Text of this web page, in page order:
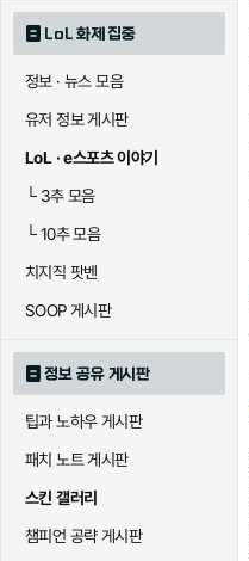
LoL 화제 집중
정보 · 뉴스 모음
유저 정보 게시판
LoL · e스포츠 이야기
└3추 모음
└10추 모음
치지직 팟벤
SOOP 게시판
정보 공유 게시판
팁과 노하우 게시판
패치 노트 게시판
스킨 갤러리
챔피언 공략 게시판